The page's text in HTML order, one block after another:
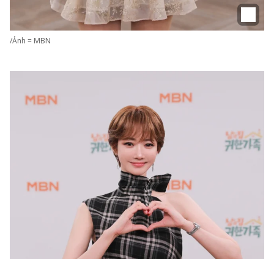
/Ảnh = MBN